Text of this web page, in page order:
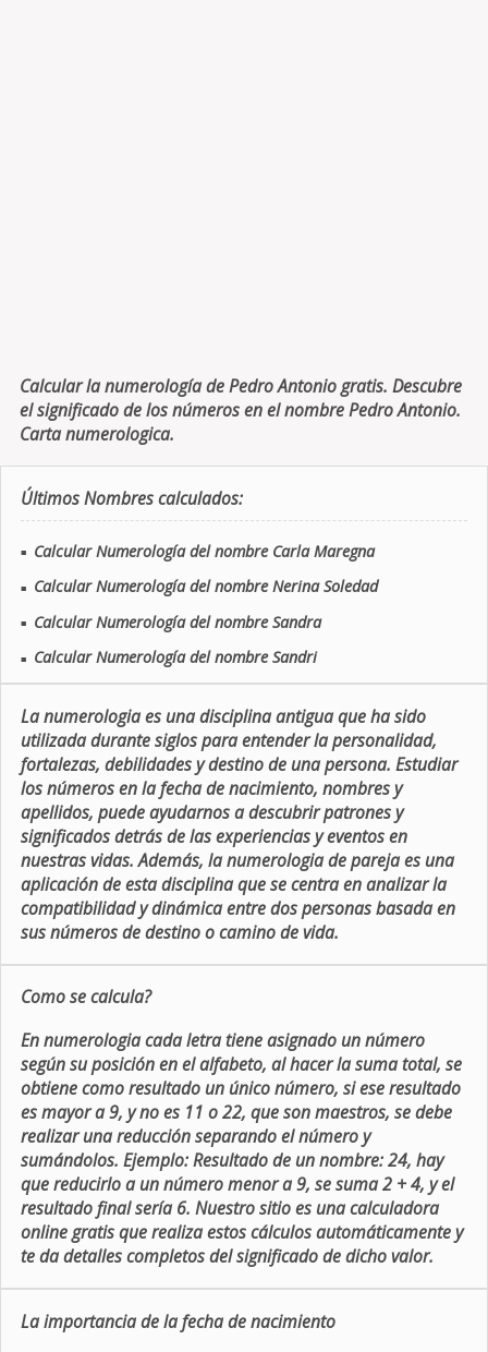
Calcular la numerología de Pedro Antonio gratis. Descubre
el significado de los números en el nombre Pedro Antonio.
Carta numerologica.
Últimos Nombres calculados:
■ Calcular Numerología del nombre Carla Maregna
■ Calcular Numerología del nombre Nerina Soledad
■ Calcular Numerología del nombre Sandra
■ Calcular Numerología del nombre Sandri
La numerologia es una disciplina antigua que ha sido
utilizada durante siglos para entender la personalidad,
fortalezas, debilidades y destino de una persona. Estudiar
los números en la fecha de nacimiento, nombres y
apellidos, puede ayudarnos a descubrir patrones y
significados detrás de las experiencias y eventos en
nuestras vidas. Además, la numerologia de pareja es una
aplicación de esta disciplina que se centra en analizar la
compatibilidad y dinámica entre dos personas basada en
sus números de destino o camino de vida.
Como se calcula?
En numerologia cada letra tiene asignado un número
según su posición en el alfabeto, al hacer la suma total, se
obtiene como resultado un único número, si ese resultado
es mayor a 9, y no es 11 o 22, que son maestros, se debe
realizar una reducción separando el número y
sumándolos. Ejemplo: Resultado de un nombre: 24, hay
que reducirlo a un número menor a 9, se suma 2 + 4, y el
resultado final sería 6. Nuestro sitio es una calculadora
online gratis que realiza estos cálculos automáticamente y
te da detalles completos del significado de dicho valor.
La importancia de la fecha de nacimiento